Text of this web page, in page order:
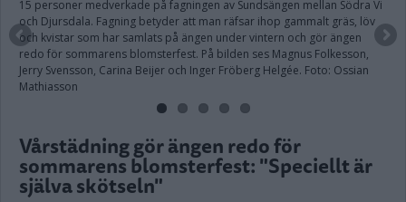
15 personer medverkade på fagningen av Sundsängen mellan Södra Vi
och Djursdala. Fagning betyder att man räfsar ihop gammalt gräs, löv
och kvistar som har samlats på ängen under vintern och gör ängen
redo för sommarens blomsterfest. På bilden ses Magnus Folkesson,
Jerry Svensson, Carina Beijer och Inger Fröberg Helgée. Foto: Ossian
Mathiasson
Vårstädning gör ängen redo för
sommarens blomsterfest: "Speciellt är
själva skötseln"